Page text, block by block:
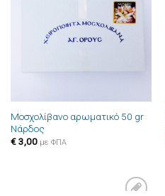
στην λίστα
επιθυμιών
Μοσχολίβανο αρωματικό 50 gr
Νάρδος
€3,00 με ΦΠΑ